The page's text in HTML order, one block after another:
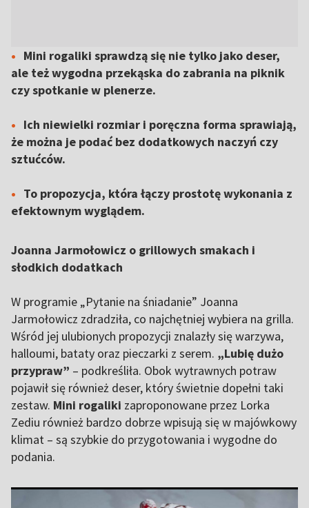
Mini rogaliki sprawdzą się nie tylko jako deser,
ale też wygodna przekąska do zabrania na piknik
czy spotkanie w plenerze.
Ich niewielki rozmiar i poręczna forma sprawiają,
że można je podać bez dodatkowych naczyń czy
sztućców.
To propozycja, która łączy prostotę wykonania z
efektownym wyglądem.
Joanna Jarmołowicz o grillowych smakach i
słodkich dodatkach
W programie „Pytanie na śniadanie” Joanna
Jarmołowicz zdradziła, co najchętniej wybiera na grilla.
Wśród jej ulubionych propozycji znalazły się warzywa,
halloumi, bataty oraz pieczarki z serem. „Lubię dużo
przypraw” – podkreśliła. Obok wytrawnych potraw
pojawił się również deser, który świetnie dopełni taki
zestaw. Mini rogaliki zaproponowane przez Lorka
Zediu również bardzo dobrze wpisują się w majówkowy
klimat – są szybkie do przygotowania i wygodne do
podania.